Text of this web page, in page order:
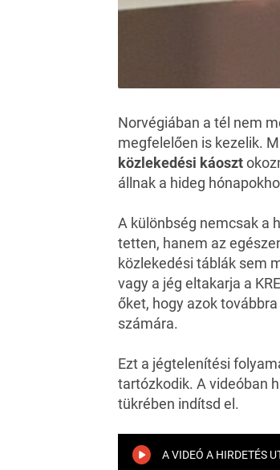
Norvégiában a tél nem
megfelelően is kezelik.
közlekedési káoszt
állnak a hideg
A különbség nemcsak a
tetten, hanem az
közlekedési táblák sem
vagy a jég eltakarja a
őket, hogy azok
számára.
Ezt a jégtelenítési
tartózkodik. A videóban
tükrében indítsd el.
A VIDEÓ A HIRDETÉS